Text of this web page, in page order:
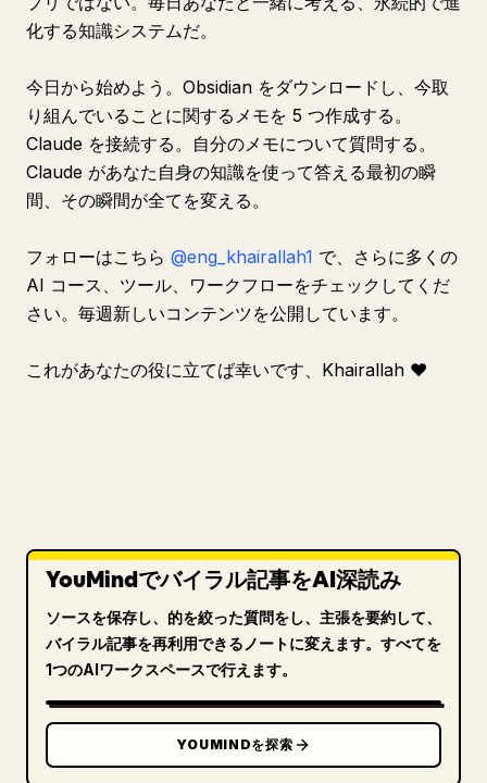
化する知識システムだ。
今日から始めよう。Obsidian をダウンロードし、今取
り組んでいることに関するメモを 5 つ作成する。
Claude を接続する。自分のメモについて質問する。
Claude があなた自身の知識を使って答える最初の瞬
間、その瞬間が全てを変える。
フォローはこちら @eng_khairallah1 で、さらに多くの
AI コース、ツール、ワークフローをチェックしてくだ
さい。毎週新しいコンテンツを公開しています。
これがあなたの役に立てば幸いです、Khairallah ❤️
YouMindでバイラル記事をAI深読み
ソースを保存し、的を絞った質問をし、主張を要約して、
バイラル記事を再利用できるノートに変えます。すべてを
1つのAIワークスペースで行えます。
YOUMINDを探索